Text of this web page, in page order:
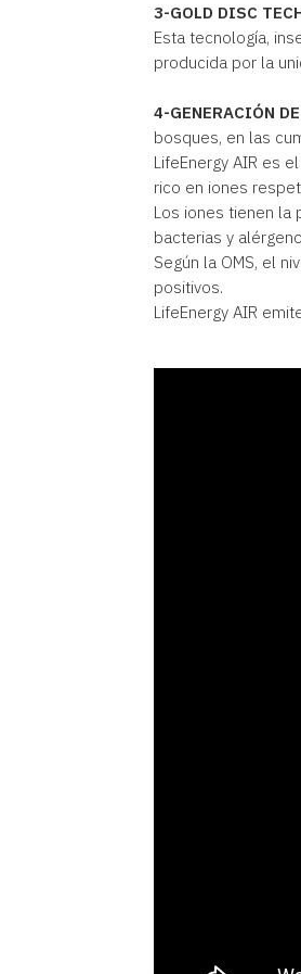
3-GOLD DISC
Esta tecnología,
producida por la
4-GENERACIÓN
bosques, en las
LifeEnergy AIR es
rico en iones
Los iones tienen la
bacterias y
Según la OMS, el
positivos.
LifeEnergy AIR